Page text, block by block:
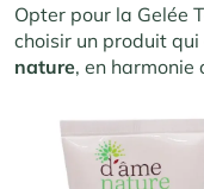
Opter pour la Gelée
choisir un produit
nature, en